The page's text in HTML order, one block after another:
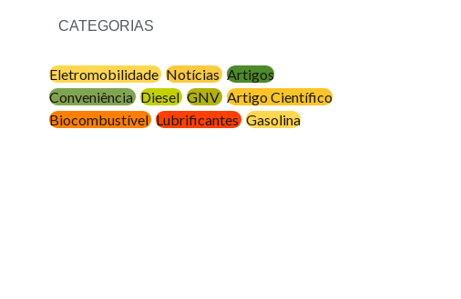
CATEGORIAS
Eletromobilidade Notícias Artigos
Conveniência Diesel GNV Artigo Científico
Biocombustível Lubrificantes Gasolina